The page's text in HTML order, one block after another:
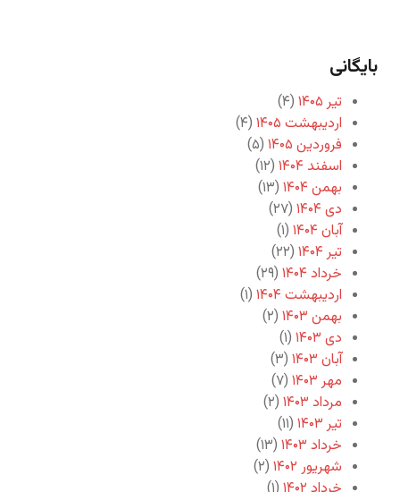
بایگانی
تیر ۱۴۰۵
(۴)
اردیبهشت ۱۴۰۵
(۴)
فروردین ۱۴۰۵
(۵)
اسفند ۱۴۰۴
(۱۲)
بهمن ۱۴۰۴
(۱۳)
دی ۱۴۰۴
(۲۷)
آبان ۱۴۰۴
(۱)
تیر ۱۴۰۴
(۲۲)
خرداد ۱۴۰۴
(۲۹)
اردیبهشت ۱۴۰۴
(۱)
بهمن ۱۴۰۳
(۲)
دی ۱۴۰۳
(۱)
آبان ۱۴۰۳
(۳)
مهر ۱۴۰۳
(۷)
مرداد ۱۴۰۳
(۲)
تیر ۱۴۰۳
(۱۱)
خرداد ۱۴۰۳
(۱۳)
شهریور ۱۴۰۲
(۲)